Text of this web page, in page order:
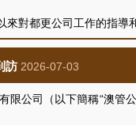
都更公司工作的指導和
訪 2026-07-03
公司（以下簡稱“澳管公